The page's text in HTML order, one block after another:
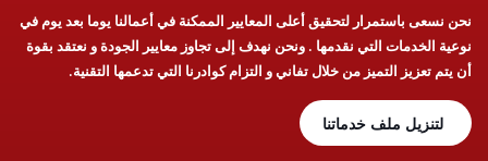
نحن نسعى باستمرار لتحقيق أعلى المعايير الممكنة في أعمالنا يوما بعد يوم في
نوعية الخدمات التي نقدمها . ونحن نهدف إلى تجاوز معايير الجودة و نعتقد بقوة
أن يتم تعزيز التميز من خلال تفاني و التزام كوادرنا التي تدعمها التقنية.
لتنزيل ملف خدماتنا